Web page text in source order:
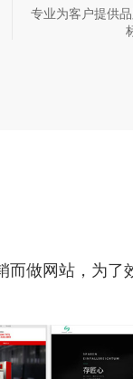
专业为客户提供
而做网站，为了